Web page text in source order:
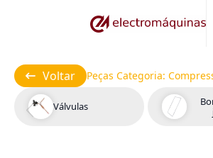
Voltar Peças Categoria:
Válvulas